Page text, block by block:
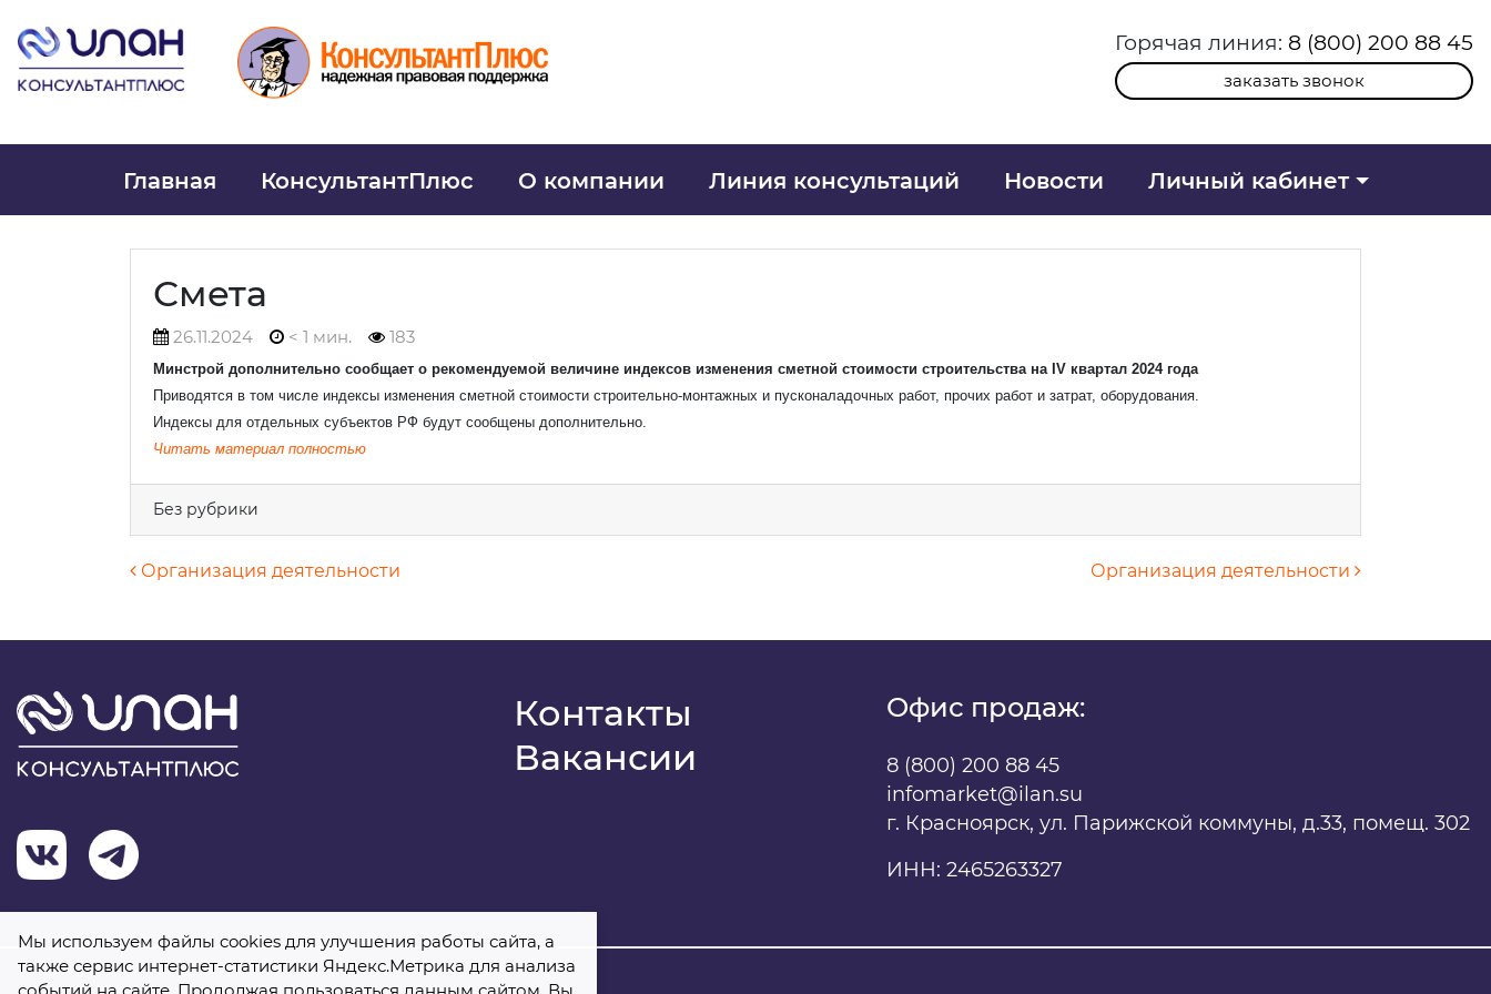
Горячая линия: 8 (800) 200 88 45
заказать звонок
Главная КонсультантПлюс О компании Линия консультаций Новости Личный кабинет
Смета
26.11.2024 < 1 мин. 183
Минстрой дополнительно сообщает о рекомендуемой величине индексов изменения сметной стоимости строительства на IV квартал 2024 года
Приводятся в том числе индексы изменения сметной стоимости строительно-монтажных и пусконаладочных работ, прочих работ и затрат, оборудования.
Индексы для отдельных субъектов РФ будут сообщены дополнительно.
Читать материал полностью
Без рубрики
Навигация по записям
Организация деятельности Организация деятельности
Контакты
Вакансии
Офис продаж:
8 (800) 200 88 45
infomarket@ilan.su
г. Красноярск, ул. Парижской коммуны, д.33, помещ. 302
ИНН: 2465263327
Ваше имя*
Ваш e-mail*
на обработку персональных данных
Мы используем файлы cookies для улучшения работы сайта, а
также сервис интернет-статистики Яндекс.Метрика для анализа